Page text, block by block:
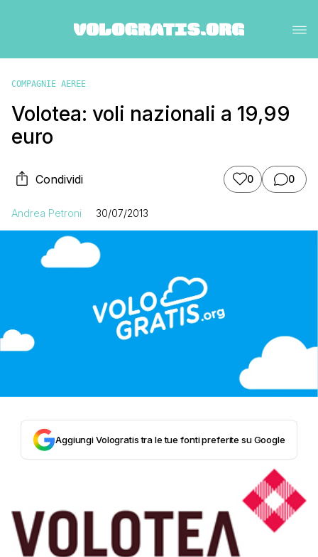
COMPAGNIE AEREE
Volotea: voli nazionali a 19,99
euro
Condividi 0 0
Andrea Petroni 30/07/2013
Aggiungi Vologratis tra le tue fonti preferite su Google